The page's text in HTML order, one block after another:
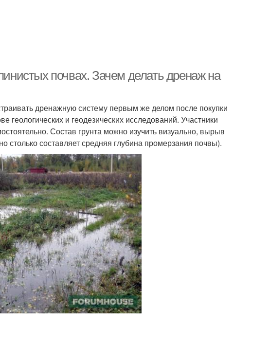
почвах. Зачем делать дренаж на
дренажную систему первым же делом после покупки
геологических и геодезических исследований. Участники
Состав грунта можно изучить визуально, вырыв
составляет средняя глубина промерзания почвы).